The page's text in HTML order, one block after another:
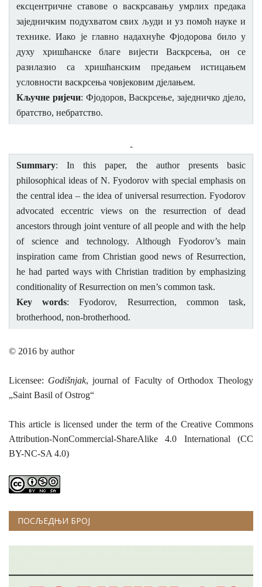
ексцентричне ставове о васкрсавању умрлих предака
заједничким подухватом свих људи и уз помоћ науке и
технике. Иако је главно надахнуће Фјодорова било у
духу хришћанске благе вијести Васкрсења, он се
разилазио са хришћанским предањем истицањем
условности васкрсења човјековим дјелањем.
Кључне ријечи: Фјодоров, Васкрсење, заједничко дјело,
братство, небратство.
-
Summary:In this paper, the author presents basic
philosophical ideas of N. Fyodorov with special emphasis on
the central idea – the idea of universal resurrection. Fyodorov
advocated eccentric views on the resurrection of dead
ancestors through joint venture of all people and with the help
of science and technology. Although Fyodorov’s main
inspiration came from Christian good news of Resurrection,
he had parted ways with Christian tradition by emphasizing
conditionality of Resurrection on men’s common task.
Key words: Fyodorov, Resurrection, common task,
brotherhood, non-brotherhood.
© 2016 by author
Licensee: Godišnjak, journal of Faculty of Orthodox Theology
„Saint Basil of Ostrog“
This article is licensed under the term of the Creative Commons
Attribution-NonCommercial-ShareAlike 4.0 International (CC
BY-NC-SA 4.0)
ПОСЉЕДЊИ БРОЈ